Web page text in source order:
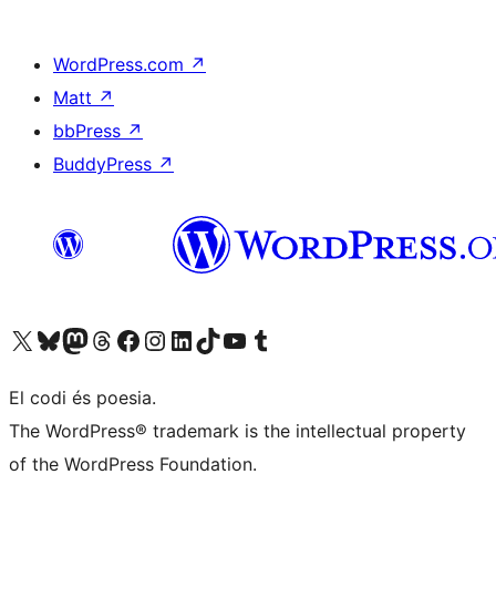
WordPress.com ↗
Matt ↗
bbPress ↗
BuddyPress ↗
Visiteu el nostre compte X (abans Twitter)
Visiteu el nostre compte de Bluesky
Visiteu el nostre compte al Mastodon
Visiteu el nostre compte de Threads
Visiteu la nostra pàgina al Facebook
Visiteu el nostre compte d'Instagram
Visiteu el nostre compte de LinkedIn
Visiteu el nostre compte de TikTok
Visiteu el nostre canal al YouTube
Visiteu el nostre compte de Tumblr
El codi és poesia.
The WordPress® trademark is the intellectual property
of the WordPress Foundation.